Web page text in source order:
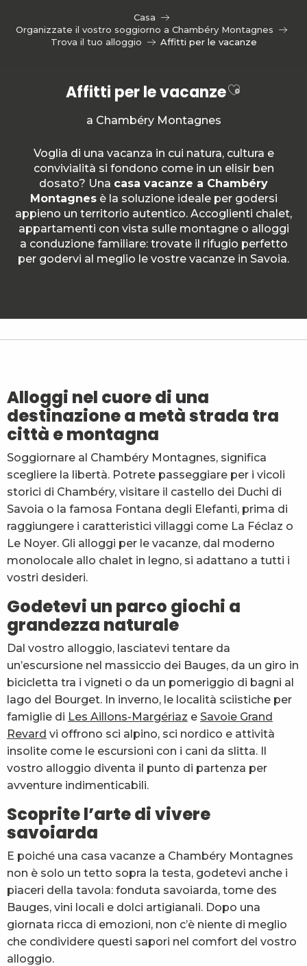
Casa
Organizzate il vostro soggiorno a Chambéry Montagnes
Trova il tuo alloggio
Affitti per le vacanze
Affitti per le vacanzeAjouter
a Chambéry Montagnes
Voglia di una vacanza in cui natura, cultura e
convivialità si fondono come in un elisir ben
dosato? Una casa vacanze a Chambéry
Montagnesè la soluzione ideale per godersi
appieno un territorio autentico. Accoglienti chalet,
appartamenti con vista sulle montagne o alloggi
a conduzione familiare: trovate il rifugio perfetto
per godervi al meglio le vostre vacanze in Savoia.
Le Rossane n°64
Etoile Boréale
Le Randonneur - Les 3 Sapins
Chalet de la Villette
La Grange aux Écureuils n°2
Wool Inn
Gîte Le Pleuven - Sabot de Vénus - M. et Mme Petit
Doucy Dessous - Gonthier Jacqueline
Alloggi nel cuore di una
destinazione a metà strada tra
città e montagna
Soggiornare al Chambéry Montagnes, significa
scegliere la libertà. Potrete passeggiare per i vicoli
storici di Chambéry, visitare il castello dei Duchi di
Savoia o la famosa Fontana degli Elefanti, prima di
raggiungere i caratteristici villaggi come La Féclaz o
Le Noyer. Gli alloggi per le vacanze, dal moderno
monolocale allo chalet in legno, si adattano a tutti i
vostri desideri.
Godetevi un parco giochi a
grandezza naturale
Dal vostro alloggio, lasciatevi tentare da
un’escursione nel massiccio dei Bauges, da un giro in
bicicletta tra i vigneti o da un pomeriggio di bagni al
lago del Bourget. In inverno, le località sciistiche per
famiglie di Les Aillons-Margériaz e Savoie Grand
Revard vi offrono sci alpino, sci nordico e attività
insolite come le escursioni con i cani da slitta. Il
vostro alloggio diventa il punto di partenza per
avventure indimenticabili.
Scoprite l’arte di vivere
savoiarda
E poiché una casa vacanze a Chambéry Montagnes
non è solo un tetto sopra la testa, godetevi anche i
piaceri della tavola: fonduta savoiarda, tome des
Bauges, vini locali e dolci artigianali. Dopo una
giornata ricca di emozioni, non c’è niente di meglio
che condividere questi sapori nel comfort del vostro
alloggio.